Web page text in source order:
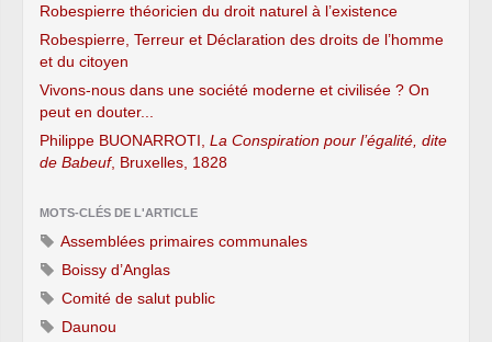
Robespierre théoricien du droit naturel à l’existence
Robespierre, Terreur et Déclaration des droits de l’homme
et du citoyen
Vivons-nous dans une société moderne et civilisée ? On
peut en douter...
Philippe BUONARROTI, La Conspiration pour l’égalité, dite
de Babeuf, Bruxelles, 1828
MOTS-CLÉS DE L'ARTICLE
Assemblées primaires communales
Boissy d’Anglas
Comité de salut public
Daunou